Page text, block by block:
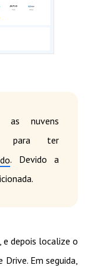
as nuvens
para ter
. Devido a
e depois localize o
Em seguida,